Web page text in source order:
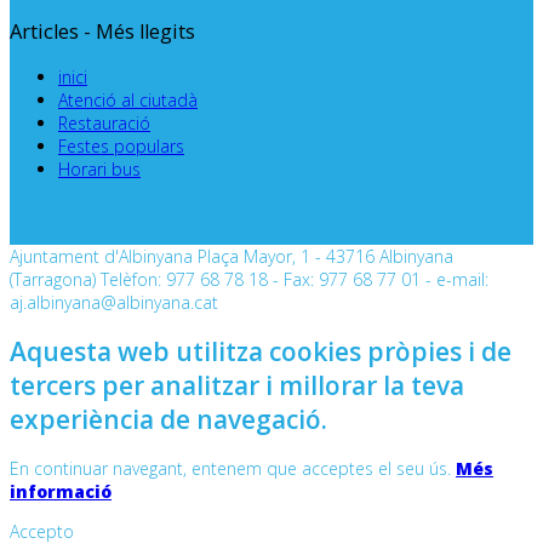
Articles - Més llegits
inici
Atenció al ciutadà
Restauració
Festes populars
Horari bus
Ajuntament d'Albinyana Plaça Mayor, 1 - 43716 Albinyana
(Tarragona) Telèfon: 977 68 78 18 - Fax: 977 68 77 01 - e-mail:
aj.albinyana@albinyana.cat
Aquesta web utilitza cookies pròpies i de
tercers per analitzar i millorar la teva
experiència de navegació.
En continuar navegant, entenem que acceptes el seu ús. Més
informació
Accepto